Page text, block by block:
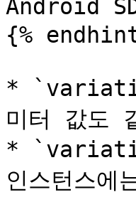
Android
{%
*
미터 값도
*
인스턴스